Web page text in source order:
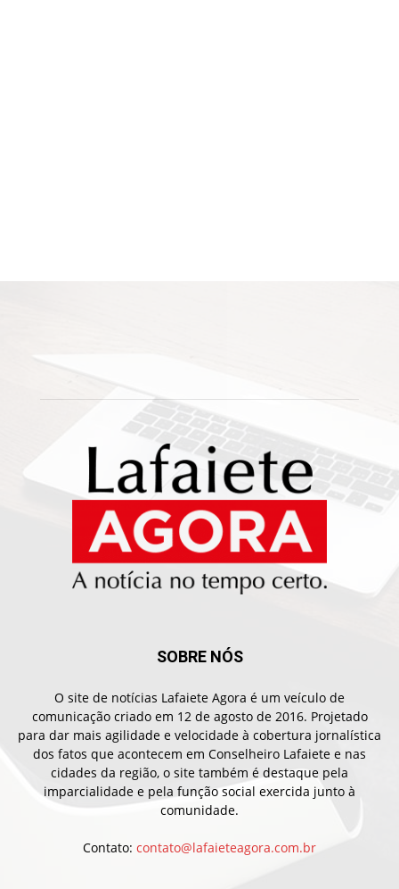
SOBRE NÓS
O site de notícias Lafaiete Agora é um veículo de
comunicação criado em 12 de agosto de 2016. Projetado
para dar mais agilidade e velocidade à cobertura jornalística
dos fatos que acontecem em Conselheiro Lafaiete e nas
cidades da região, o site também é destaque pela
imparcialidade e pela função social exercida junto à
comunidade.
Contato: contato@lafaieteagora.com.br